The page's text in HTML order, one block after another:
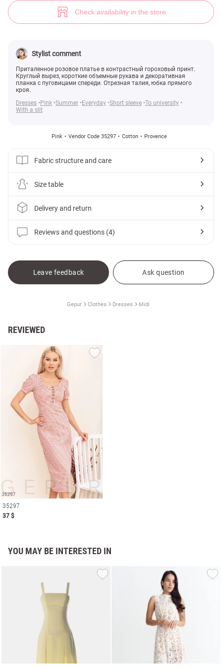
Check availability in the store
Stylist comment
Приталенное розовое платье в контрастный гороховый принт.
Круглый вырез, короткие объемные рукава и декоративная
планка с пуговицами спереди. Отрезная талия, юбка прямого
кроя.
Dresses
Pink Summer Everyday Short sleeve To university
With a slit
Pink Vendor Code 35297 Cotton Provence
Fabric structure and care
Size table
Delivery and return
Reviews and questions (4)
Leave feedback Ask question
Gepur Clothes Dresses Midi
REVIEWED
35297
37 $
YOU MAY BE INTERESTED IN
(№ 35297) ♡ Gepur - women clothes store